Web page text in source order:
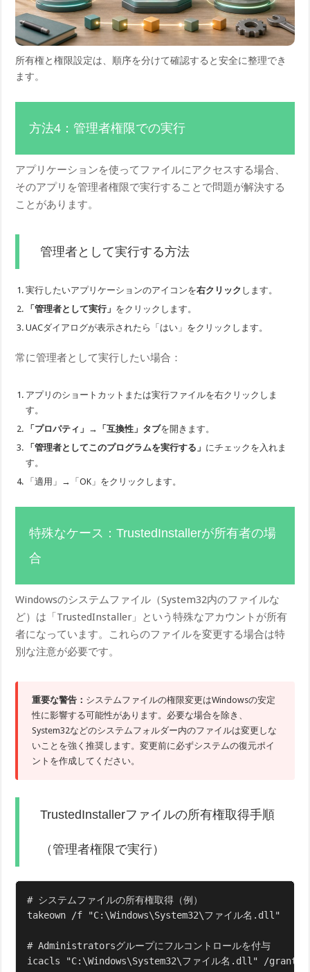
所有権と権限設定は、順序を分けて確認すると安全に整理でき
ます。
方法4：管理者権限での実行
アプリケーションを使ってファイルにアクセスする場合、
そのアプリを管理者権限で実行することで問題が解決する
ことがあります。
管理者として実行する方法
実行したいアプリケーションのアイコンを右クリック します。
「管理者として実行」 をクリックします。
UACダイアログが表示されたら「はい」をクリックします。
常に管理者として実行したい場合：
アプリのショートカットまたは実行ファイルを右クリックしま
す。
「プロパティ」→「互換性」タブを開きます。
「管理者としてこのプログラムを実行する」 にチェックを入れま
す。
「適用」→「OK」をクリックします。
特殊なケース：TrustedInstallerが所有者の場
合
Windowsのシステムファイル（System32内のファイルな
ど）は「TrustedInstaller」という特殊なアカウントが所有
者になっています。これらのファイルを変更する場合は特
別な注意が必要です。
重要な警告： システムファイルの権限変更はWindowsの安定
性に影響する可能性があります。必要な場合を除き、
System32などのシステムフォルダー内のファイルは変更しな
いことを強く推奨します。変更前に必ずシステムの復元ポイ
ントを作成してください。
TrustedInstallerファイルの所有権取得手順
（管理者権限で実行）
# システムファイルの所有権取得（例）
takeown /f "C:\Windows\System32\ファイル名.dll"
# Administratorsグループにフルコントロールを付与
icacls "C:\Windows\System32\ファイル名.dll" /grant